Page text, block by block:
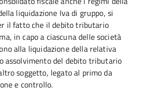
liquidazione Iva di gruppo, si
il fatto che il debito tributario
in capo a ciascuna delle società
alla liquidazione della relativa
assolvimento del debito tributario
soggetto, legato al primo da
e controllo.